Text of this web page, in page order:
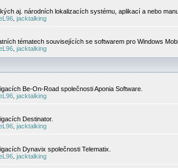
aj. národních lokalizacích systému, aplikací a nebo
jacktalking
tématech souvisejících se softwarem pro Windows
jacktalking
Be-On-Road společnosti Aponia Software.
jacktalking
Destinator.
jacktalking
Dynavix společnosti Telematix.
jacktalking